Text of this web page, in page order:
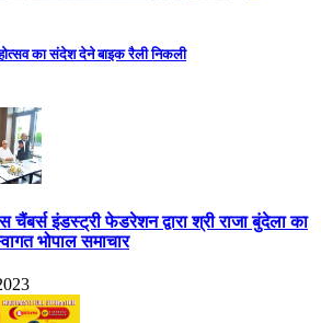
का संदेश देने बाइक रैली निकली
चैंबर्स इंडस्ट्री फेडरेशन द्वारा श्री राजा बुंदेला का
भोपाल समाचार